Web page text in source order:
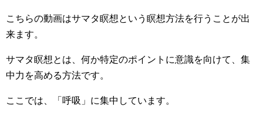
こちらの動画はサマタ瞑想という瞑想方法を行うことが出
来ます。
サマタ瞑想とは、何か特定のポイントに意識を向けて、集
中力を高める方法です。
ここでは、「呼吸」に集中しています。